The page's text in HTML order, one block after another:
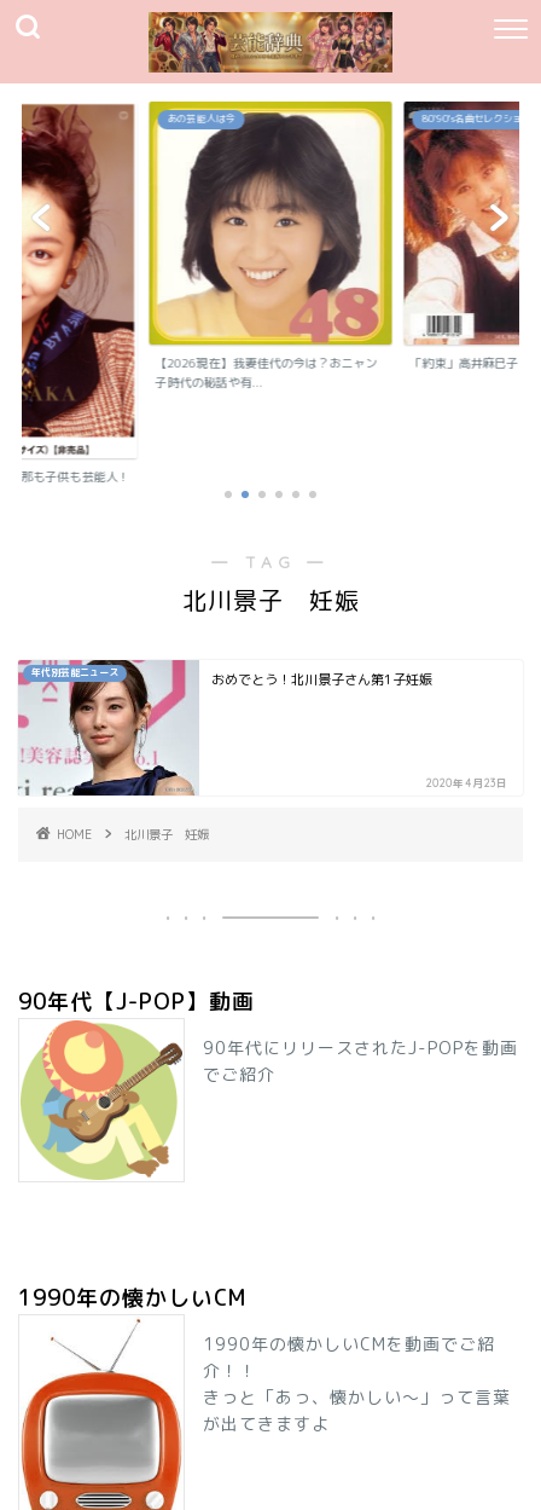
旦那も子供も芸能人！
あの芸能人は今
【2026現在】我妻佳代の今は？おニャン
子時代の秘話や有...
80`90's名曲セレクション
「約束」高井麻巳子
― TAG ―
北川景子 妊娠
年代別芸能ニュース おめでとう！北川景子さん第1子妊娠
2020年4月23日
HOME 北川景子 妊娠
90年代【J-POP】動画
90年代にリリースされたJ-POPを動画
でご紹介
1990年の懐かしいCM
1990年の懐かしいCMを動画でご紹
介！！
きっと「あっ、懐かしい～」って言葉
が出てきますよ